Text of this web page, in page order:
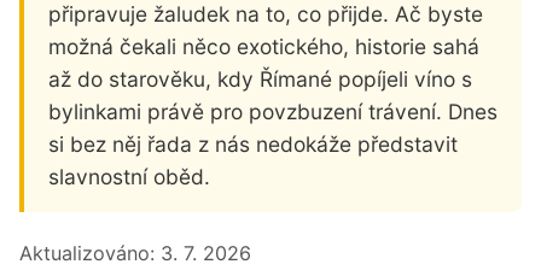
připravuje žaludek na to, co přijde. Ač byste
možná čekali něco exotického, historie sahá
až do starověku, kdy Římané popíjeli víno s
bylinkami právě pro povzbuzení trávení. Dnes
si bez něj řada z nás nedokáže představit
slavnostní oběd.
Aktualizováno: 3. 7. 2026